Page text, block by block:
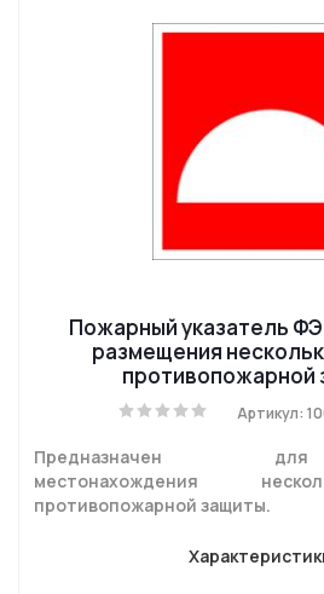
Пожарный указатель
размещения
противопожарной
Артикул:
Предназначен
местонахождения
противопожарной защиты.